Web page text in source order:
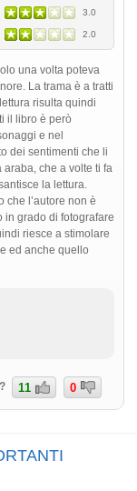
3.0
2.0
una volta poteva
La trama è a tratti
risulta quindi
il libro è però
e nel
dei sentimenti che li
che a volte ti fa
la lettura.
che l’autore non è
in grado di fotografare
riesce a stimolare
ed anche quello
11 0